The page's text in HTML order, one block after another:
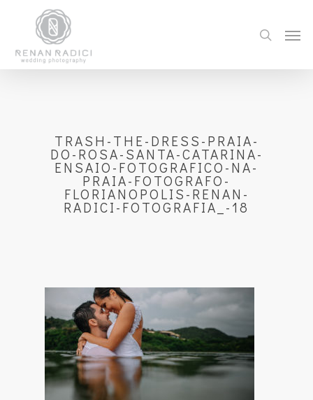
TRASH-THE-DRESS-PRAIA-
DO-ROSA-SANTA-CATARINA-
ENSAIO-FOTOGRAFICO-NA-
PRAIA-FOTOGRAFO-
FLORIANOPOLIS-RENAN-
RADICI-FOTOGRAFIA_-18